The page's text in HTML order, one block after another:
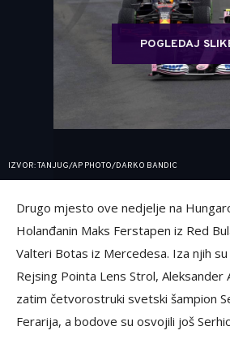
POGLEDAJ
IZVOR: TANJUG/AP PHOTO/DARKO BANDIC
Drugo mjesto ove nedjelje na
Holanđanin Maks Ferstapen iz Red
Valteri Botas iz Mercedesa. Iza njih
Rejsing Pointa Lens Strol, Aleksander
zatim četvorostruki svetski šampion
Ferarija, a bodove su osvojili još